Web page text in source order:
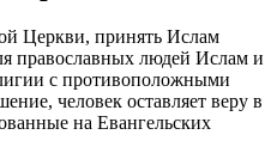
Церкви, принять Ислам
православных людей Ислам и
с противоположными
человек оставляет веру в
на Евангельских